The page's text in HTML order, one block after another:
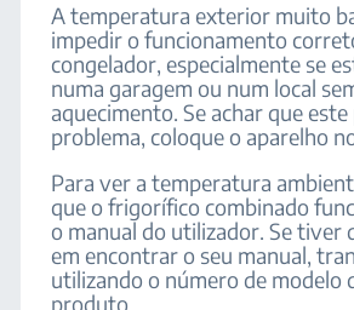
A temperatura exterior muito
impedir o funcionamento
congelador, especialmente se
numa garagem ou num local
aquecimento. Se achar que
problema, coloque o aparelho
Para ver a temperatura
que o frigorífico combinado
o manual do utilizador. Se tiver
em encontrar o seu manual,
utilizando o número de modelo
produto.